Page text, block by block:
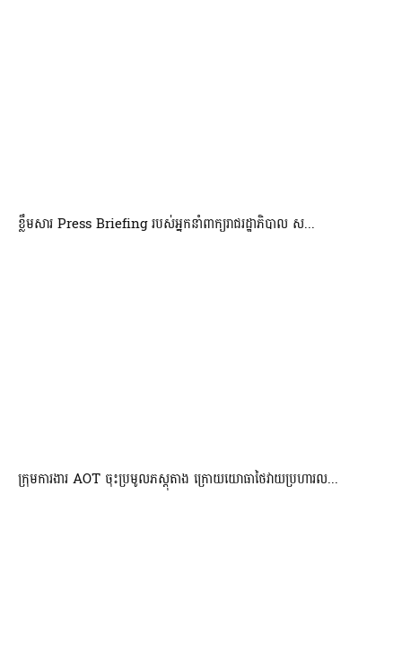
ខ្លឹមសារ Press Briefing របស់អ្នកនាំពាក្យរាជរដ្ឋាភិបាល ស...
ក្រុមការងារ AOT ចុះប្រមូលភស្តុតាង ក្រោយយោធាថៃវាយប្រហារល...